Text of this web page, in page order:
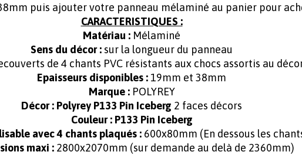
puis ajouter votre panneau mélaminé au panier pour
CARACTERISTIQUES :
Matériau : Mélaminé
Sens du décor :sur la longueur du panneau
de 4 chants PVC résistants aux chocs assortis au
Epaisseurs disponibles : 19mm et 38mm
Marque :POLYREY
Décor : Polyrey P133 Pin Iceberg 2 faces décors
Couleur : P133 Pin Iceberg
avec 4 chants plaqués : 600x80mm (En dessous les
maxi : 2800x2070mm (sur demande au delà de 2360mm)